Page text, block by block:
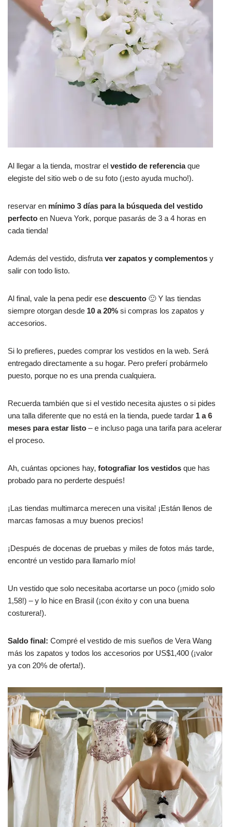
Al llegar a la tienda, mostrar el vestido de referenciaque
elegiste del sitio web o de su foto (¡esto ayuda mucho!).
reservar en mínimo 3 días para la búsqueda del vestido
perfecto en Nueva York, porque pasarás de 3 a 4 horas en
cada tienda!
Además del vestido, disfruta ver zapatos y complementos y
salir con todo listo.
Al final, vale la pena pedir ese descuento 🙂 Y las tiendas
siempre otorgan desde 10 a 20% si compras los zapatos y
accesorios.
Si lo prefieres, puedes comprar los vestidos en la web. Será
entregado directamente a su hogar. Pero preferí probármelo
puesto, porque no es una prenda cualquiera.
Recuerda también que si el vestido necesita ajustes o si pides
una talla diferente que no está en la tienda, puede tardar 1 a 6
meses para estar listo – e incluso paga una tarifa para acelerar
el proceso.
Ah, cuántas opciones hay, fotografiar los vestidos que has
probado para no perderte después!
¡Las tiendas multimarca merecen una visita! ¡Están llenos de
marcas famosas a muy buenos precios!
¡Después de docenas de pruebas y miles de fotos más tarde,
encontré un vestido para llamarlo mío!
Un vestido que solo necesitaba acortarse un poco (¡mido solo
1,58!) – y lo hice en Brasil (¡con éxito y con una buena
costurera!).
Saldo final: Compré el vestido de mis sueños de Vera Wang
más los zapatos y todos los accesorios por US$1,400 (¡valor
ya con 20% de oferta!).